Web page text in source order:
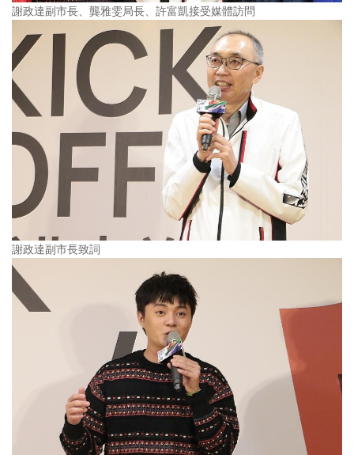
謝政達副市長、龔雅雯局長、許富凱接受媒體訪問
謝政達副市長致詞